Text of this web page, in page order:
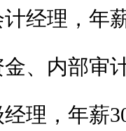
理，年
内部审计
，年薪